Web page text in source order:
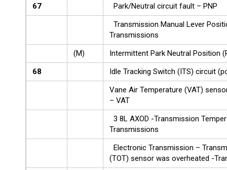
67
Park/Neutral circuit fault – PNP
Transmission Manual Lever
Transmissions
(M)
Intermittent Park Neutral Position
68
Idle Tracking Switch (ITS) circuit
Vane Air Temperature (VAT)
– VAT
3 8L AXOD -Transmission
Transmissions
Electronic Transmission –
(TOT) sensor was overheated -